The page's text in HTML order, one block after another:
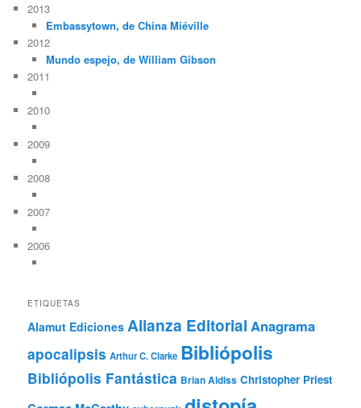
2013
Embassytown, de China Miéville
2012
Mundo espejo, de William Gibson
2011
2010
2009
2008
2007
2006
ETIQUETAS
Alamut Ediciones Alianza Editorial Anagrama
apocalipsis Arthur C. Clarke Bibliópolis
Bibliópolis Fantástica Brian Aldiss Christopher Priest